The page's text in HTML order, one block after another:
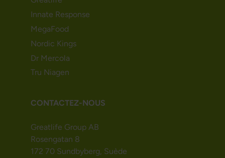
Innate Response
MegaFood
Nordic Kings
Dr Mercola
Tru Niagen
CONTACTEZ-NOUS
Greatlife Group AB
Rosengatan 8
172 70 Sundbyberg, Suède